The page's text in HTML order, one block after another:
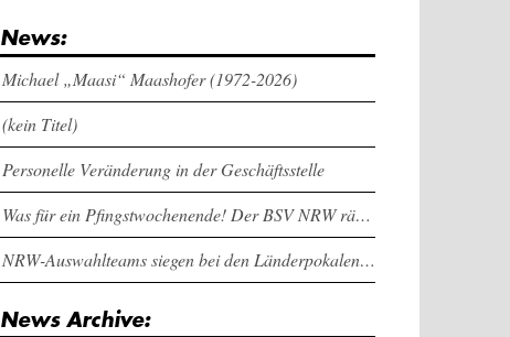
News:
Michael „Maasi“ Maashofer (1972-2026)
(kein Titel)
Personelle Veränderung in der Geschäftsstelle
Was für ein Pfingstwochenende! Der BSV NRW räumt bei den Länderpokalen ab
NRW-Auswahlteams siegen bei den Länderpokalen und dem Deutschlandcup an Pfingsten
News Archive: